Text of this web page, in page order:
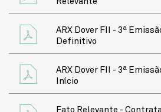
ARX Dover FII - 3ª
Definitivo
ARX Dover FII - 3ª
Início
Fato Relevante -